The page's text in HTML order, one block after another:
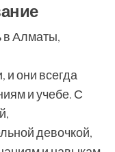
в Алматы,
они всегда
и учебе. С
девочкой,